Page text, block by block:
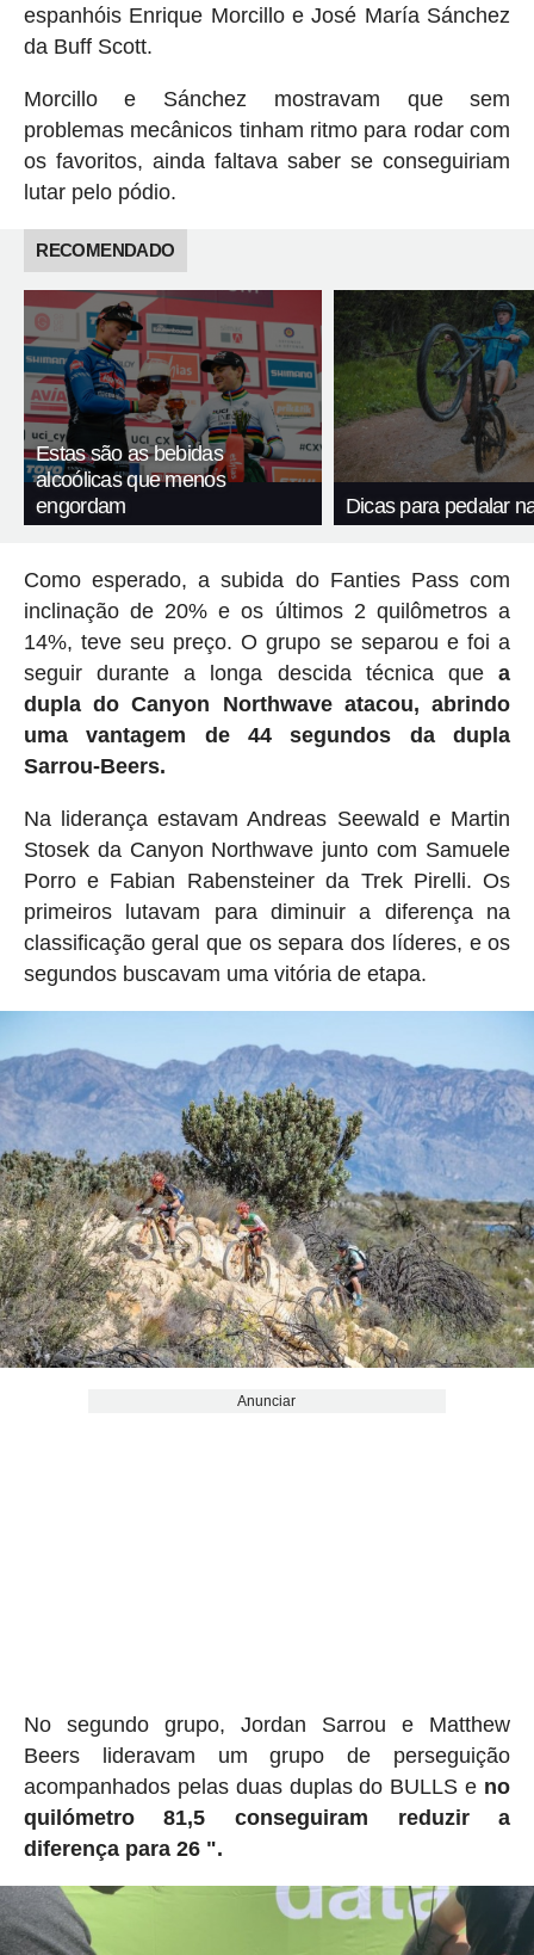
espanhóis Enrique Morcillo e José María Sánchez
da Buff Scott.
Morcillo e Sánchez mostravam que sem
problemas mecânicos tinham ritmo para rodar com
os favoritos, ainda faltava saber se conseguiriam
lutar pelo pódio.
RECOMENDADO
Estas são as bebidas
alcoólicas que menos
engordam
Dicas para pedalar
Como esperado, a subida do Fanties Pass com
inclinação de 20% e os últimos 2 quilômetros a
14%, teve seu preço. O grupo se separou e foi a
seguir durante a longa descida técnica quea
dupla do Canyon Northwave atacou, abrindo
uma vantagem de 44 segundos da dupla
Sarrou-Beers.
Na liderança estavam Andreas Seewald e Martin
Stosek da Canyon Northwave junto com Samuele
Porro e Fabian Rabensteiner da Trek Pirelli. Os
primeiros lutavam para diminuir a diferença na
classificação geral que os separa dos líderes, e os
segundos buscavam uma vitória de etapa.
Anunciar
No segundo grupo, Jordan Sarrou e Matthew
Beers lideravam um grupo de perseguição
acompanhados pelas duas duplas do BULLS e no
quilómetro 81,5 conseguiram reduzir a
diferença para 26 ".